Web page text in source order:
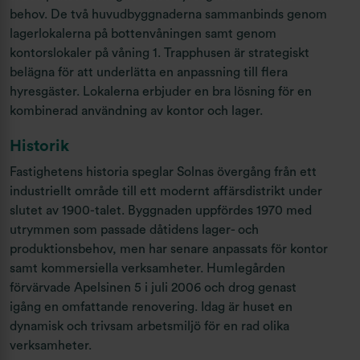
behov. De två huvudbyggnaderna sammanbinds genom
lagerlokalerna på bottenvåningen samt genom
kontorslokaler på våning 1. Trapphusen är strategiskt
belägna för att underlätta en anpassning till flera
hyresgäster. Lokalerna erbjuder en bra lösning för en
kombinerad användning av kontor och lager.
Historik
Fastighetens historia speglar Solnas övergång från ett
industriellt område till ett modernt affärsdistrikt under
slutet av 1900-talet. Byggnaden uppfördes 1970 med
utrymmen som passade dåtidens lager- och
produktionsbehov, men har senare anpassats för kontor
samt kommersiella verksamheter. Humlegården
förvärvade Apelsinen 5 i juli 2006 och drog genast
igång en omfattande renovering. Idag är huset en
dynamisk och trivsam arbetsmiljö för en rad olika
verksamheter.